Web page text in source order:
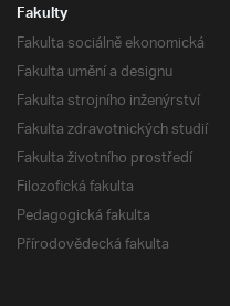
Fakulty
Fakulta sociálně ekonomická
Fakulta umění a designu
Fakulta strojního inženýrství
Fakulta zdravotnických studií
Fakulta životního prostředí
Filozofická fakulta
Pedagogická fakulta
Přírodovědecká fakulta